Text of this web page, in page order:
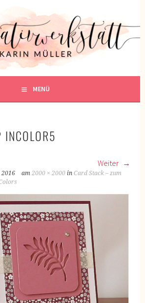
MENÜ
INCOLOR5
Weiter
2016 am2000 × 2000 inCard Stack – zum